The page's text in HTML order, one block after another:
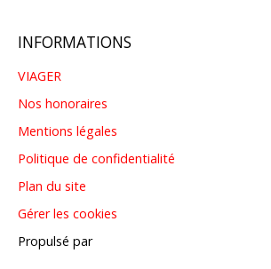
INFORMATIONS
VIAGER
Nos honoraires
Mentions légales
Politique de confidentialité
Plan du site
Gérer les cookies
Propulsé par